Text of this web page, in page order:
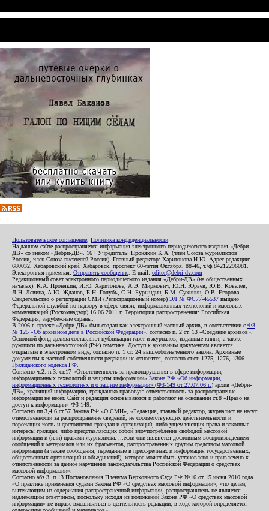
Пользовательское соглашение Политика конфиденциальности
На данном сайте распространяется информация электронного периодического издания «Дебри-
ДВ» со знаком «Дебри-ДВ». 16+ Учредитель: Пронякин К.А. (член Союза журналистов
России, член Союза писателей России). Главный редактор: Харитонова И.Ю. Адрес редакции:
680032, Хабаровский край, Хабаровск, проспект 60-летия Октября, 88-46, т./ф.84212296081.
Электронная приемная: Отправить сообщение . E-mail: editor@debri-dv.com
Редакционный совет электронного периодического издания «Дебри-ДВ» (на общественных
началах): К.А. Пронякин, И.Ю. Харитонова, А.Э. Мирмович, Ю.Н. Юрьев, Ю.В. Ковалев,
Л.Н. Левина, А.Ю. Жданов, Е.Н. Голубь, С.Н. Бурындин, Б.М. Сухинин, О.В. Егорова
Свидетельство о регистрации СМИ (Регистрационный номер) ЭЛ № ФС77-45537 выдано
Федеральной службой по надзору в сфере связи, информационных технологий и массовых
коммуникаций (Роскомнадзор) 16.06.2011 г. Территория распространения: Российская
Федерация, зарубежные страны.
В 2006 г. проект «Дебри-ДВ» был создан как электронный частный архив, в соответствии с ФЗ
№ 125 «Об архивном деле в Российской Федерации» , согласно п. 2 ст. 13 «Создание архивов».
Основной фонд архива составляют публикации газет и журналов, изданные книги, а также
рукописи по дальневосточной (РФ) тематике. Доступ к архивным документам является
открытым в электронном виде, согласно п. 1 ст. 24 вышеобозначенного закона. Архивные
документы к частной собственности редакции не относятся, согласно ст.ст. 1275, 1276, 1306
Гражданского кодекса РФ
Согласно ч.2. п.3. ст.17 «Ответственность за правонарушения в сфере информации,
информационных технологий и защиты информации» Закона РФ «Об информации,
информационных технологиях и о защите информации» (ФЗ-149 от 27.07.06 г.) архив «Дебри-
ДВ», хранящий информацию, гражданско-правовую ответственность за распространение
информации не несет. Сайт и редакция основываются и работают на основании ст.8 «Право на
доступ к информации» ФЗ-149.
Согласно пп.3,4,6 ст.57 Закона РФ «О СМИ», «Редакция, главный редактор, журналист не несут
ответственности за распространение сведений, не соответствующих действительности и
порочащих честь и достоинство граждан и организаций, либо ущемляющих права и законные
интересы граждан, либо представляющих собой злоупотребление свободой массовой
информации и (или) правами журналиста: ...если они являются дословным воспроизведением
сообщений и материалов или их фрагментов, распространенных другим средством массовой
информации (а также сообщения, переданные в пресс-релизах и информация государственных,
общественных организаций и объединений), которое может быть установлено и привлечено к
ответственности за данное нарушение законодательства Российской Федерации о средствах
массовой информации».
Согласно абз.3, п.13 Постановления Пленума Верховного Суда РФ №16 от 15 июня 2010 года
«О практике применения судами Закона РФ «О средствах массовой информации», «по делам,
вытекающим из содержания распространенной информации, распространитель не является
надлежащим ответчиком, поскольку исходя из положений Закона РФ «О средствах массовой
информации» не вправе вмешиваться в деятельность редакции, в ходе которой определяется